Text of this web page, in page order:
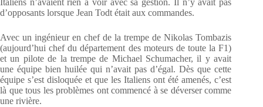
Italiens n’avaient rien à voir avec sa gestion. Il n’y avait pas
d’opposants lorsque Jean Todt était aux commandes.
Avec un ingénieur en chef de la trempe de Nikolas Tombazis
(aujourd’hui chef du département des moteurs de toute la F1)
et un pilote de la trempe de Michael Schumacher, il y avait
une équipe bien huilée qui n’avait pas d’égal. Dès que cette
équipe s’est disloquée et que les Italiens ont été amenés, c’est
là que tous les problèmes ont commencé à se déverser comme
une rivière.